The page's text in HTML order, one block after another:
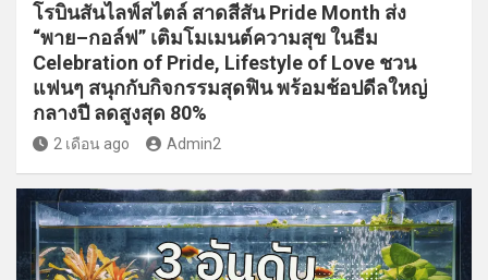
โรบินสันไลฟ์สไตล์ สาดสีสัน Pride Month ส่ง
“พาย–กอล์ฟ” เติมโมเมนต์ความสุข ในธีม
Celebration of Pride, Lifestyle of Love ชวน
แฟนๆ สนุกกับกิจกรรมสุดฟิน พร้อมช้อปดีลใหญ่
กลางปี ลดสูงสุด 80%
2 เดือน ago Admin2